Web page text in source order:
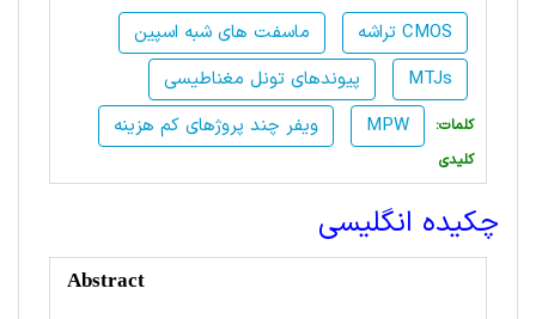
ماسفت های شبه اسپین
تراشه CMOS
پیوندهای تونل مغناطیسی
MTJs
ویفر چند پروژهای کم هزینه
MPW
:کلمات
کلیدی
چکیده انگلیسی
Abstract